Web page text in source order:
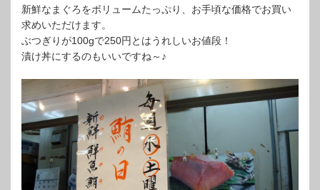
新鮮なまぐろをボリュームたっぷり、お手頃な価格でお買い
求めいただけます。
ぶつぎりが100gで250円とはうれしいお値段！
漬け丼にするのもいいですね～♪